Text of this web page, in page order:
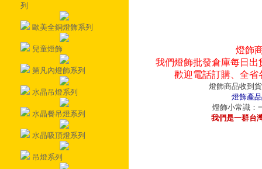
列
歐美全銅燈飾系列
兒童燈飾
第凡內燈飾系列
水晶吊燈系列
水晶餐吊燈系列
水晶吸頂燈系列
吊燈系列
燈飾
我們燈飾批發倉庫每日
歡迎電話訂購、全
燈飾商品收到
燈飾產
燈飾小常識：
我們是一群台